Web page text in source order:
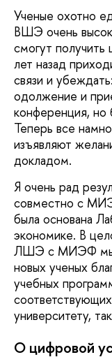
Ученые охотно
ВШЭ очень
смогут
лет назад
связи и
одолжение и
конференция, но
Теперь все
изъявляют
докладом.
Я очень рад
совместно с
была основана
экономике. В
ЛШЭ с МИЭФ мы
новых ученых
учебных
университету,
О цифровой